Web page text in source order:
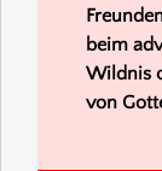
beim
Wildnis
von